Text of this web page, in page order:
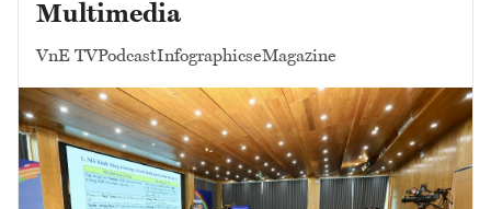
Multimedia
VnE TVPodcastInfographicseMagazine